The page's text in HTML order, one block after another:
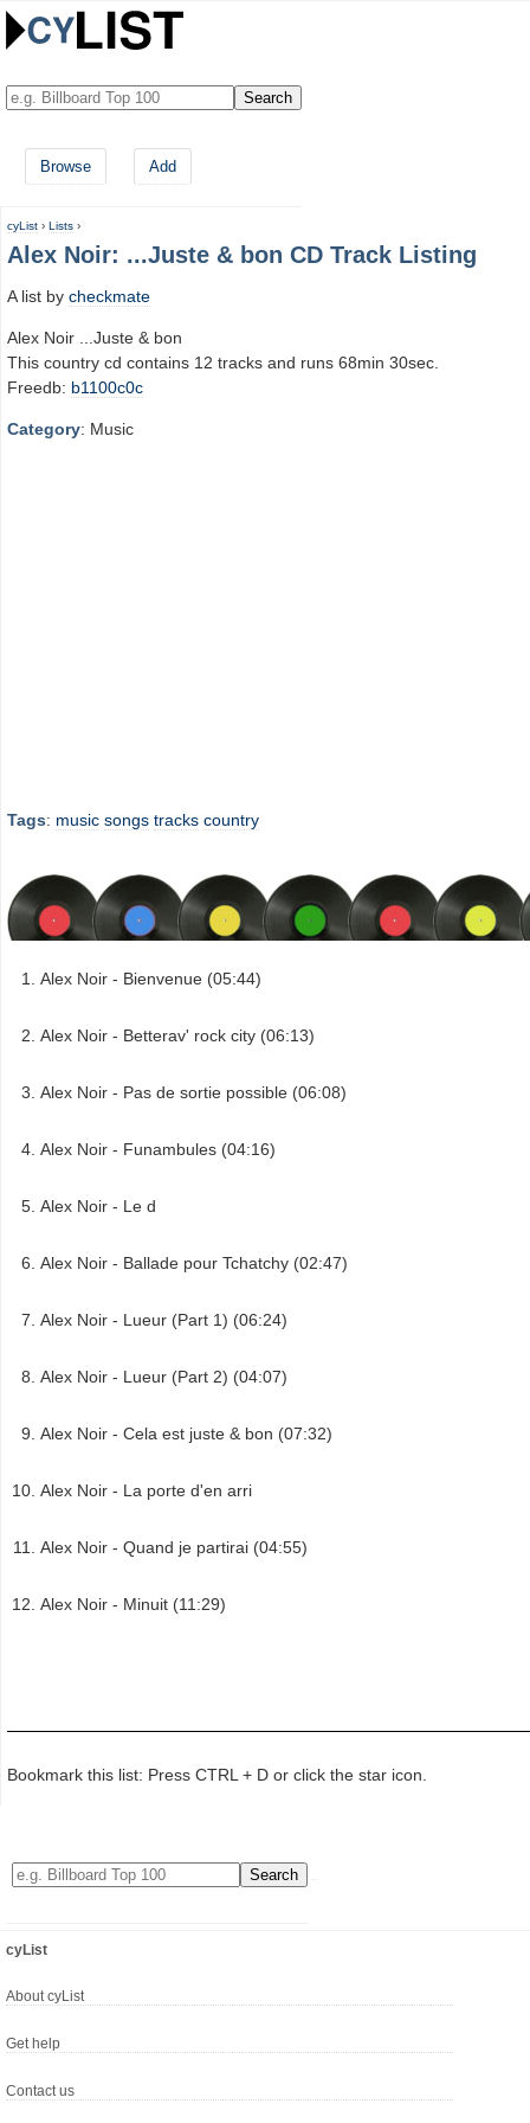
Browse Add
cyList › Lists ›
Alex Noir: ...Juste & bon CD Track Listing
A list by checkmate
Alex Noir ...Juste & bon
This country cd contains 12 tracks and runs 68min 30sec.
Freedb: b1100c0c
Category: Music
Tags: music songs tracks country
Alex Noir - Bienvenue (05:44)
Alex Noir - Betterav' rock city (06:13)
Alex Noir - Pas de sortie possible (06:08)
Alex Noir - Funambules (04:16)
Alex Noir - Le d
Alex Noir - Ballade pour Tchatchy (02:47)
Alex Noir - Lueur (Part 1) (06:24)
Alex Noir - Lueur (Part 2) (04:07)
Alex Noir - Cela est juste & bon (07:32)
Alex Noir - La porte d'en arri
Alex Noir - Quand je partirai (04:55)
Alex Noir - Minuit (11:29)
Bookmark this list: Press CTRL + D or click the star icon.
cyList
About cyList
Get help
Contact us